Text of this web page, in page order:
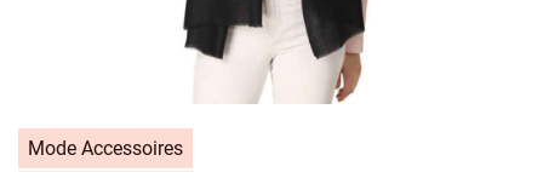
f
w
e
Mode Accessoires